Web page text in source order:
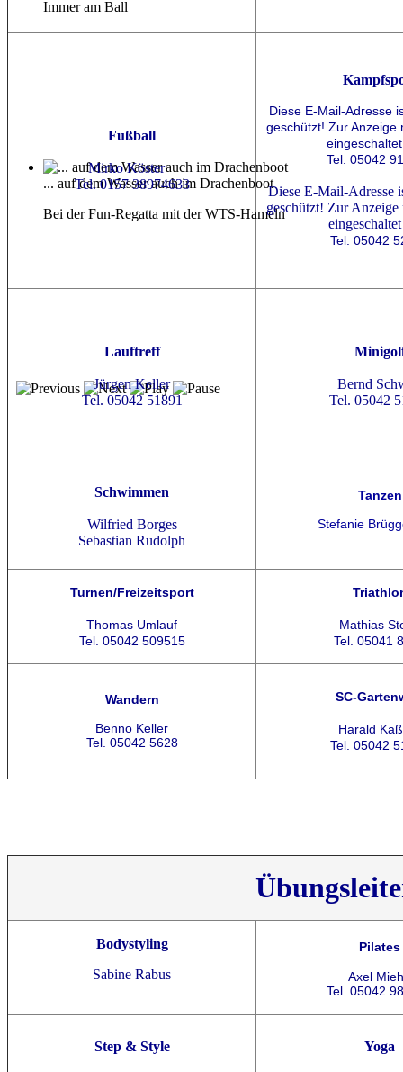
Immer am Ball
... auf dem Wasser auch im Drachenboot
Bei der Fun-Regatta mit der WTS-Hameln
Fußball
Mirko Köster
Tel. 0157 38974633
Diese E-Mail-Adresse
geschützt! Zur Anzeige
Tel. 05042
Diese E-Mail-Adresse
geschützt! Zur Anzeige
Tel. 05042
Lauftreff
Jürgen Keller
Tel. 05042 51891
Bernd
Tel. 05042
Schwimmen
Wilfried Borges
Sebastian Rudolph
Tanzen
Stefanie
Turnen/Freizeitsport
Thomas Umlauf
Tel. 05042 509515
Mathias
Tel. 05041
Wandern
Benno Keller
Tel. 05042 5628
SC-
Harald
Tel. 05042
Bodystyling
Sabine Rabus
Pilates
Axel
Tel. 05042
Step & Style
Yoga